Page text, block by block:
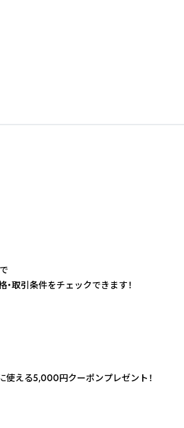
・取引条件をチェックできます！
使える5,000円クーポンプレゼント！